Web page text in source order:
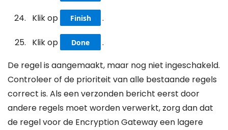
Klik op Finish .
Klik op Done
.
De regel is aangemaakt, maar nog niet ingeschakeld.
Controleer of de prioriteit van alle bestaande regels
correct is. Als een verzonden bericht eerst door
andere regels moet worden verwerkt, zorg dan dat
de regel voor de Encryption Gateway een lagere